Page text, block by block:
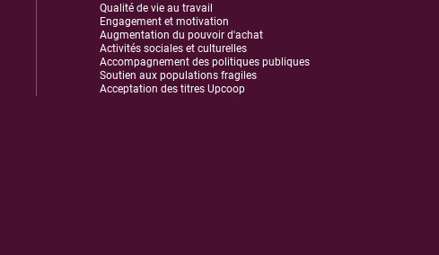
Qualité de vie au travail
Engagement et motivation
Augmentation du pouvoir d'achat
Activités sociales et culturelles
Accompagnement des politiques publiques
Soutien aux populations fragiles
Acceptation des titres Upcoop